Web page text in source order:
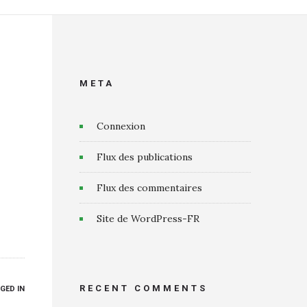
IN
META
Connexion
Flux des publications
Flux des commentaires
Site de WordPress-FR
RECENT COMMENTS